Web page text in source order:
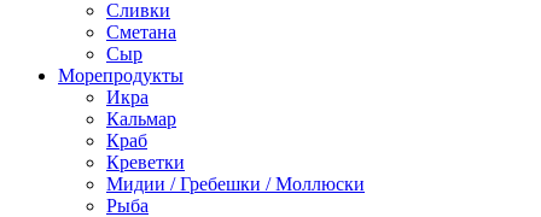
Сливки
Сметана
Сыр
Морепродукты
Икра
Кальмар
Краб
Креветки
Мидии / Гребешки / Моллюски
Рыба